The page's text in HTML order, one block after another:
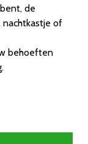
de
of
behoeften